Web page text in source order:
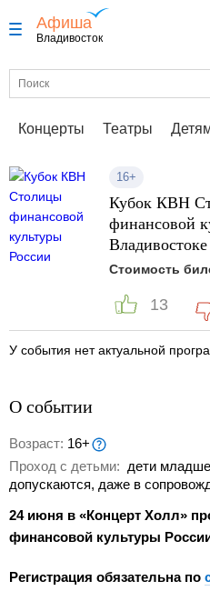
Афиша
Владивосток
Концерты Театры
16+
Кубок КВН
финансовой
Стоимость
13
У события нет актуальной
О событии
Возраст: 16+
Проход с детьми: дети младше
допускаются, даже в
24 июня в «Концерт Холл»
финансовой культуры
Регистрация обязательна по